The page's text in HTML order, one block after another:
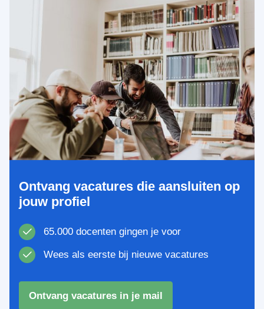
Ontvang vacatures die aansluiten op
jouw profiel
65.000 docenten gingen je voor
Wees als eerste bij nieuwe vacatures
Ontvang vacatures in je mail